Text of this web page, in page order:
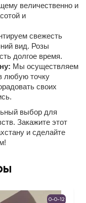
величественно и
и
свежесть
вид. Розы
долгое время.
Мы осуществляем
любую точку
своих
выбор для
Закажите этот
и сделайте
0-0-12